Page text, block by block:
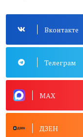
Вконтакте
Телеграм
MAX
ДЗЕН